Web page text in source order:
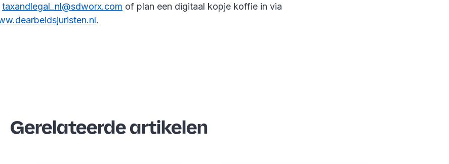
taxandlegal_nl@sdworx.com of plan een digitaal kopje koffie in via
.
Gerelateerde artikelen